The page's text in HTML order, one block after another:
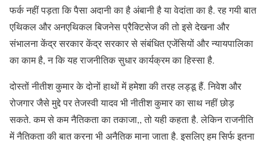
फर्क नहीं पड़ता कि पैसा अदानी का है अंबानी है या वेदांता का है. रह गयी बात
एथिकल और अनएथिकल बिजनेस प्रैक्टिसेज की तो इसे देखना और
संभालना केंद्र सरकार केंद्र सरकार से संबंधित एजेंसियों और न्यायपालिका
का काम है, न कि यह राजनीतिक सुधार कार्यक्रम का हिस्सा है.
दोस्तों नीतीश कुमार के दोनों हाथों में हमेशा की तरह लड्डू हैं. निवेश और
रोजगार जैसे मुद्दे पर तेजस्वी यादव भी नीतीश कुमार का साथ नहीं छोड़
सकते. कम से कम नैतिकता का तकाजा,, तो यही कहता है. लेकिन राजनीति
में नैतिकता की बात करना भी अनैतिक माना जाता है. इसलिए हम सिर्फ इतना